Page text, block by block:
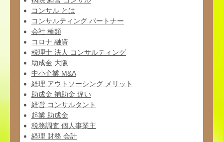
コンサル とは
コンサルティング パートナー
会社 種類
コロナ 融資
税理士 法人 コンサルティング
助成金 大阪
中小企業 M&A
経理 アウトソーシング メリット
助成金 補助金 違い
経営 コンサルタント
起業 助成金
税務調査 個人事業主
経理 財務 会計